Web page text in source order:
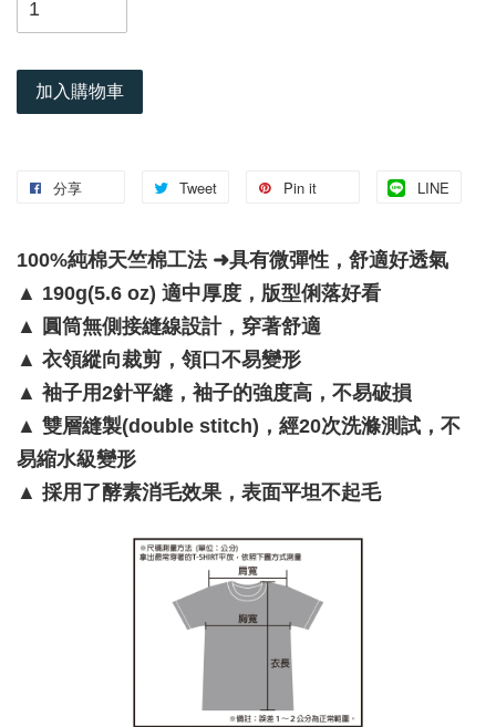
加入購物車
分享 Tweet Pin it LINE
100%純棉天竺棉工法 ➜具有微彈性，舒適好透氣
▲ 190g(5.6 oz) 適中厚度，版型俐落好看
▲ 圓筒無側接縫線設計，穿著舒適
▲ 衣領縱向裁剪，領口不易變形
▲ 袖子用2針平縫，袖子的強度高，不易破損
▲ 雙層縫製(double stitch)，經20次洗滌測試，不
易縮水級變形
▲ 採用了酵素消毛效果，表面平坦不起毛